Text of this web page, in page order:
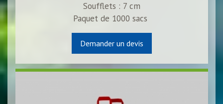
Soufflets : 7 cm
Paquet de 1000 sacs
Demander un devis